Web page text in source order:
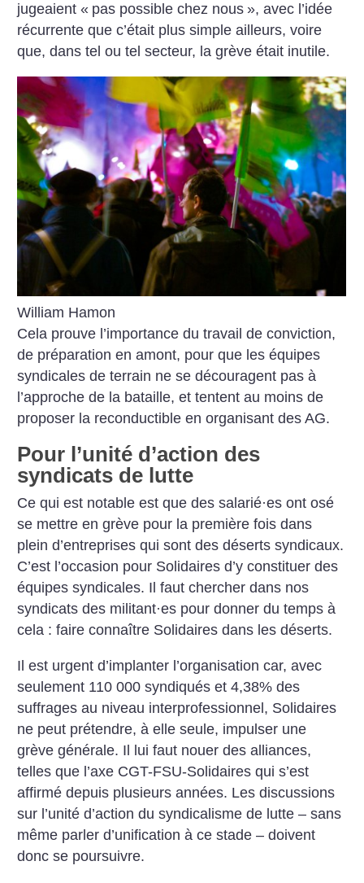
jugeaient « pas possible chez nous », avec l’idée
récurrente que c’était plus simple ailleurs, voire
que, dans tel ou tel secteur, la grève était inutile.
William Hamon
Cela prouve l’importance du travail de conviction,
de préparation en amont, pour que les équipes
syndicales de terrain ne se découragent pas à
l’approche de la bataille, et tentent au moins de
proposer la reconductible en organisant des AG.
Pour l’unité d’action des
syndicats de lutte
Ce qui est notable est que des salarié·es ont osé
se mettre en grève pour la première fois dans
plein d’entreprises qui sont des déserts syndicaux.
C’est l’occasion pour Solidaires d’y constituer des
équipes syndicales. Il faut chercher dans nos
syndicats des militant·es pour donner du temps à
cela : faire connaître ­Solidaires dans les déserts.
Il est urgent d’implanter l’organisation car, avec
seulement 110 000 syndiqués et 4,38% des
suffrages au niveau interprofessionnel, Solidaires
ne peut prétendre, à elle seule, impulser une
grève générale. Il lui faut nouer des alliances,
telles que l’axe CGT-FSU-Solidaires qui s’est
affirmé depuis plusieurs années. Les discussions
sur l’unité d’action du syndicalisme de lutte – sans
même parler d’unification à ce stade – doivent
donc se poursuivre.